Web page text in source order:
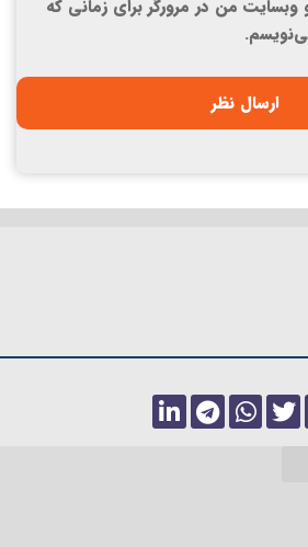
وبسایت من در مرورگر برای زمانی که